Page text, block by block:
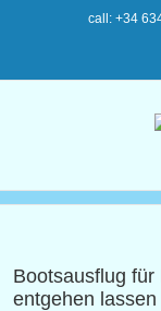
call: +34
Bootsausflug
entgehen lassen